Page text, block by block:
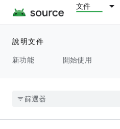
文件
說明文件
新功能
開始使用